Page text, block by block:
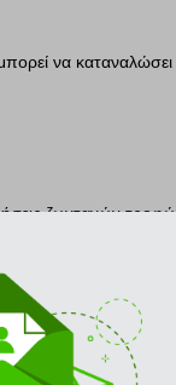
να καταναλώσει
ζωντανών
εν ψυχρώ
λίμνες
παγκόσμιο επίπεδο.